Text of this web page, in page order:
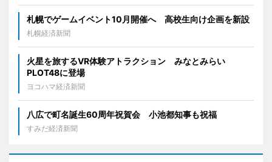
札幌でゲームイベント10月開催へ 高校生向け企画を新設
札幌経済新聞
火星を旅するVR体験アトラクション みなとみらい
PLOT48に登場
ヨコハマ経済新聞
八広で町名誕生60周年祝賀会 小池都知事も祝福
すみだ経済新聞